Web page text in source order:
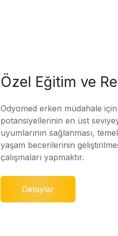
Özel Eğitim ve
Odyomed erken müdahale
potansiyellerinin en üst
uyumlarının sağlanması,
yaşam becerilerinin
çalışmaları yapmaktır.
Detaylar